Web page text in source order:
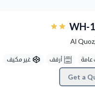
WH-
Al Quoz,
عامة أرفف غير مكيف
Get a